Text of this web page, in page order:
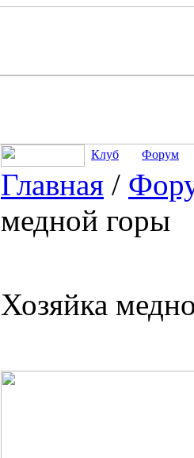
Клуб Форум
Главная /
медной горы
Хозяйка